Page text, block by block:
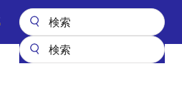
Main
テレコムインタフェース製品